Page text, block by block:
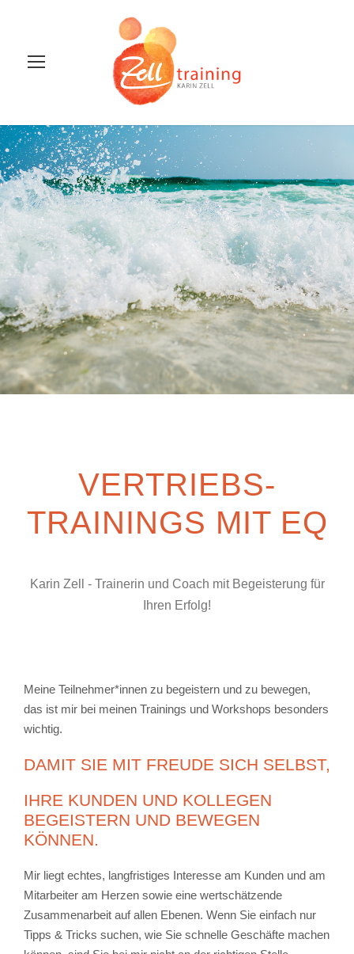
VERTRIEBS-
TRAININGS MIT EQ
Karin Zell - Trainerin und Coach mit Begeisterung für
Ihren Erfolg!
Meine Teilnehmer*innen zu begeistern und zu bewegen,
das ist mir bei meinen Trainings und Workshops besonders
wichtig.
DAMIT SIE MIT FREUDE SICH SELBST,
IHRE KUNDEN UND KOLLEGEN
BEGEISTERN UND BEWEGEN
KÖNNEN.
Mir liegt echtes, langfristiges Interesse am Kunden und am
Mitarbeiter am Herzen sowie eine wertschätzende
Zusammenarbeit auf allen Ebenen. Wenn Sie einfach nur
Tipps & Tricks suchen, wie Sie schnelle Geschäfte machen